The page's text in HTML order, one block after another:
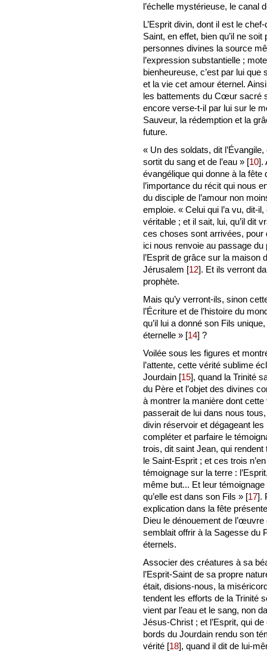
l’échelle mystérieuse, le canal
L’Esprit divin, dont il est le
Saint, en effet, bien qu’il ne
personnes divines la source
l’expression substantielle ;
bienheureuse, c’est par lui que
et la vie cet amour éternel.
les battements du Cœur sacré
encore verse-t-il par lui sur le
Sauveur, la rédemption et la
future.
« Un des soldats, dit
sortit du sang et de l’eau » [10].
évangélique qui donne à la fête
l’importance du récit qui nous
du disciple de l’amour non
emploie. « Celui qui l’a vu, dit-
véritable ; et il sait, lui, qu’il dit
ces choses sont arrivées, pour
ici nous renvoie au passage du
l’Esprit de grâce sur la maison
Jérusalem [12]. Et ils verront
prophète.
Mais qu’y verront-ils, sinon
l’Écriture et de l’histoire du
qu’il lui a donné son Fils
éternelle » [14] ?
Voilée sous les figures et
l’attente, cette vérité sublime
Jourdain [15], quand la Trinité
du Père et l’objet des divines
à montrer la manière dont
passerait de lui dans nous
divin réservoir et dégageant
compléter et parfaire le
trois, dit saint Jean, qui
le Saint-Esprit ; et ces trois
témoignage sur la terre :
même but... Et leur
qu’elle est dans son Fils » [17].
explication dans la fête
Dieu le dénouement de
semblait offrir à la Sagesse du
éternels.
Associer des créatures à sa
l’Esprit-Saint de sa propre
était, disions-nous, la
tendent les efforts de la Trinité
vient par l’eau et le sang, non
Jésus-Christ ; et l’Esprit, qui
bords du Jourdain rendu son
vérité [18], quand il dit de lui-